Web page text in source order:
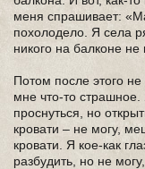
меня спрашивает:
похолодело. Я села
никого на балконе не
Потом после этого
мне что-то
проснуться, но
кровати – не могу,
кровати. Я кое-как
разбудить, но не